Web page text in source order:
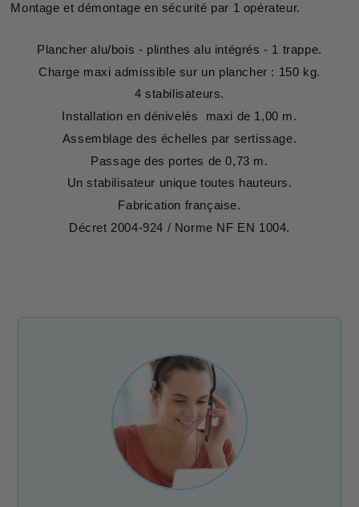
Montage et démontage en sécurité par 1 opérateur.
Plancher alu/bois - plinthes alu intégrés - 1 trappe.
Charge maxi admissible sur un plancher : 150 kg.
4 stabilisateurs.
Installation en dénivelés maxi de 1,00 m.
Assemblage des échelles par sertissage.
Passage des portes de 0,73 m.
Un stabilisateur unique toutes hauteurs.
Fabrication française.
Décret 2004-924 / Norme NF EN 1004.